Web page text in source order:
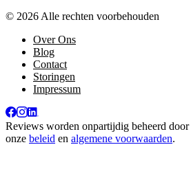
© 2026 Alle rechten voorbehouden
Over Ons
Blog
Contact
Storingen
Impressum
Reviews worden onpartijdig beheerd door
onze beleid en algemene voorwaarden.